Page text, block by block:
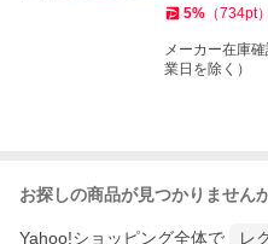
5% （734pt）
メーカー在庫
業日を除く）
お探しの商品が見つかりません
Yahoo!ショッピング全体で レ